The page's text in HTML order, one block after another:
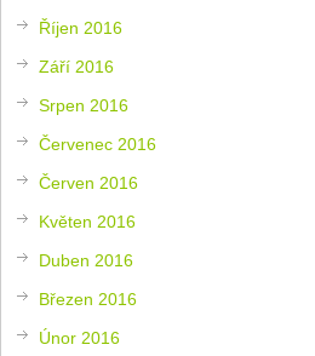
Říjen 2016
Září 2016
Srpen 2016
Červenec 2016
Červen 2016
Květen 2016
Duben 2016
Březen 2016
Únor 2016